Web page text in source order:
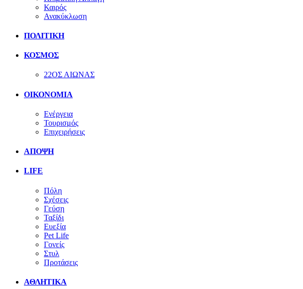
Καιρός
Ανακύκλωση
ΠΟΛΙΤΙΚΗ
ΚΟΣΜΟΣ
22ΟΣ ΑΙΩΝΑΣ
ΟΙΚΟΝΟΜΙΑ
Ενέργεια
Τουρισμός
Επιχειρήσεις
ΑΠΟΨΗ
LIFE
Πόλη
Σχέσεις
Γεύση
Ταξίδι
Ευεξία
Pet Life
Γονείς
Στυλ
Προτάσεις
ΑΘΛΗΤΙΚΑ